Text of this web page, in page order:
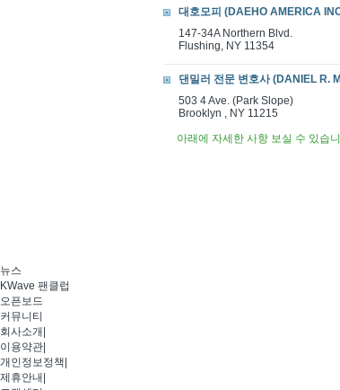
대호모피 (DAEHO AMERICA
147-34A Northern Blvd.
Flushing, NY 11354
댄밀러 전문 변호사 (DANIEL R.
503 4 Ave. (Park Slope)
Brooklyn , NY 11215
아래에 자세한 사항 보실 수 있습
뉴스
KWave 팬클럽
오픈보드
커뮤니티
회사소개
이용약관
개인정보정책
제휴안내